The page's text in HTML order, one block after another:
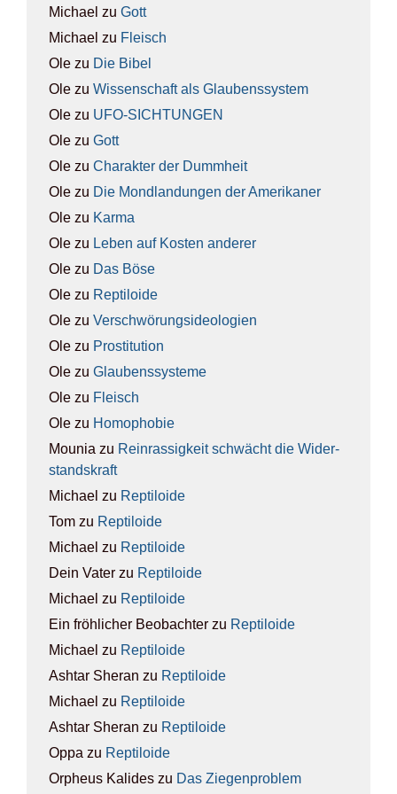
Michael zu Gott
Michael zu Fleisch
Ole zu Die Bibel
Ole zu Wis­sen­schaft als Glau­bens­sys­tem
Ole zu UFO-SICH­TUN­GEN
Ole zu Gott
Ole zu Cha­rak­ter der Dumm­heit
Ole zu Die Mond­lan­dun­gen der Ame­ri­ka­ner
Ole zu Kar­ma
Ole zu Leben auf Kos­ten ande­rer
Ole zu Das Böse
Ole zu Rep­ti­lo­ide
Ole zu Ver­schwö­rungs­ideo­lo­gien
Ole zu Pro­sti­tu­ti­on
Ole zu Glau­bens­sys­te­me
Ole zu Fleisch
Ole zu Homo­pho­bie
Mounia zu Rein­ras­sig­keit schwächt die Wider­
stands­kraft
Michael zu Rep­ti­lo­ide
Tom zu Rep­ti­lo­ide
Michael zu Rep­ti­lo­ide
Dein Vater zu Rep­ti­lo­ide
Michael zu Rep­ti­lo­ide
Ein fröhlicher Beobachter zu Rep­ti­lo­ide
Michael zu Rep­ti­lo­ide
Ashtar Sheran zu Rep­ti­lo­ide
Michael zu Rep­ti­lo­ide
Ashtar Sheran zu Rep­ti­lo­ide
Oppa zu Rep­ti­lo­ide
Orpheus Kalides zu Das Zie­gen­pro­blem